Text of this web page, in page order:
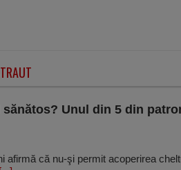
Unul din 5 din
afirmă că nu-şi permit acoperirea